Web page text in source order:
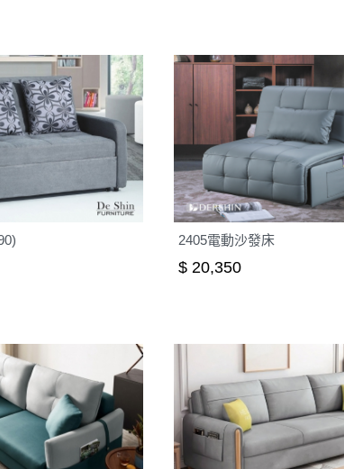
2405電動沙發床
$ 20,350